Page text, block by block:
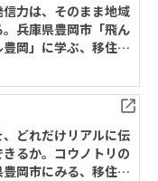
力は、そのまま地域
兵庫県豊岡市「飛ん
岡」に学ぶ、移住定
、どれだけリアルに伝
るか。コウノトリの
岡市にみる、移住相